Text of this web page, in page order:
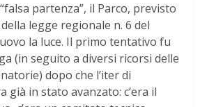
partenza”, il Parco, previsto
legge regionale n. 6 del
la luce. Il primo tentativo fu
(in seguito a diversi ricorsi delle
dopo che l’iter di
già in stato avanzato: c’era il